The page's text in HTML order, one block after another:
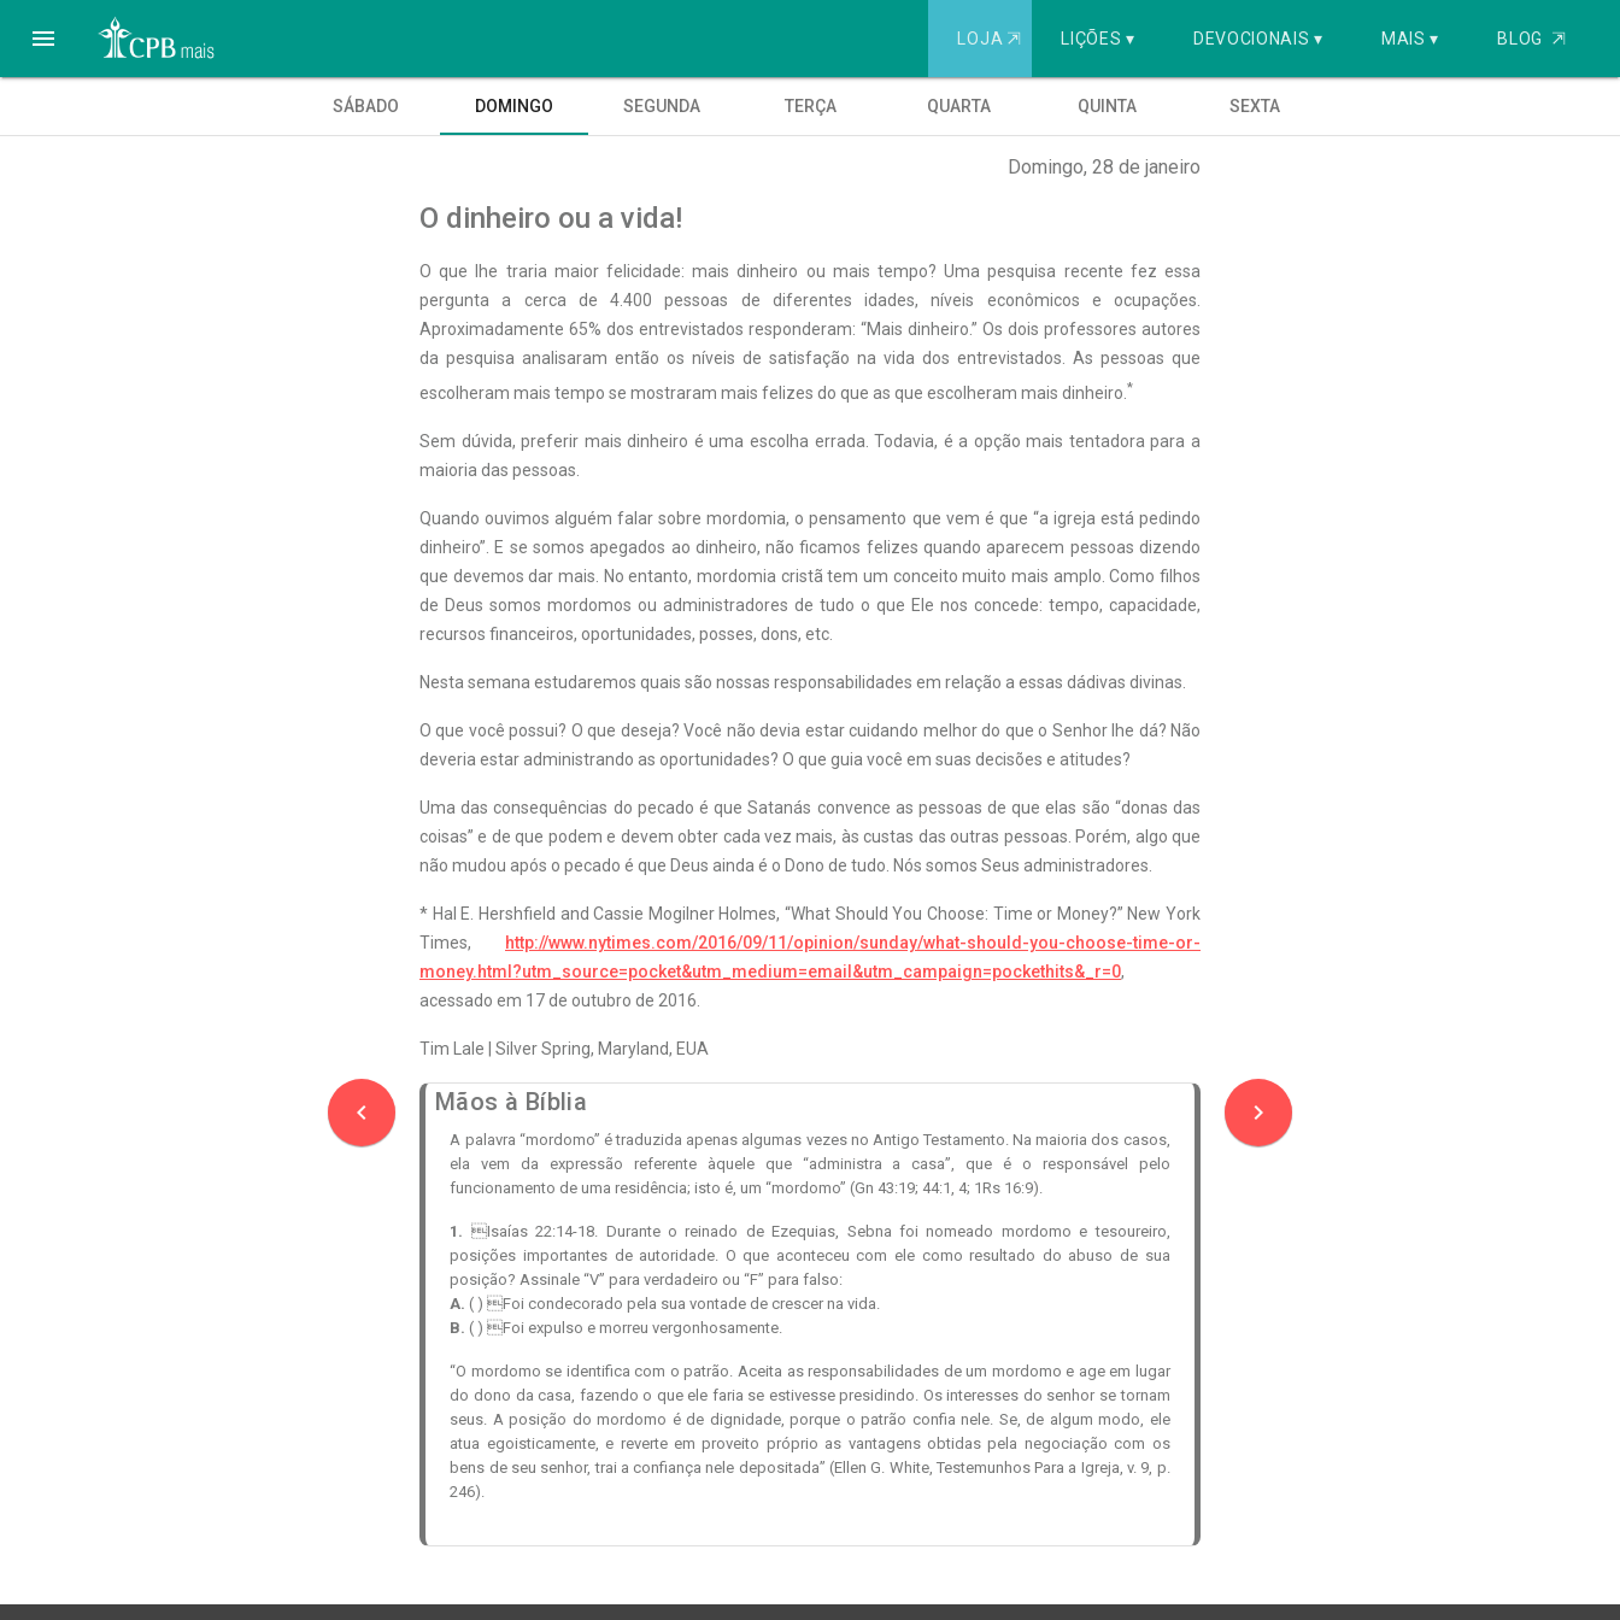
 LOJA ⇱ LIÇÕES ▾ DEVOCIONAIS ▾ MAIS ▾ BLOG ⇱
navigate_before
SÁBADO DOMINGO SEGUNDA TERÇA QUARTA QUINTA SEXTA
Domingo, 28 de janeiro
O dinheiro ou a vida!
O que lhe traria maior felicidade: mais dinheiro ou mais tempo? Uma pesquisa recente fez essa
pergunta a cerca de 4.400 pessoas de diferentes idades, níveis econômicos e ocupações.
Aproximadamente 65% dos entrevistados responderam: “Mais dinheiro.” Os dois professores autores
da pesquisa analisaram então os níveis de satisfação na vida dos entrevistados. As pessoas que
escolheram mais tempo se mostraram mais felizes do que as que escolheram mais dinheiro. *
Sem dúvida, preferir mais dinheiro é uma escolha errada. Todavia, é a opção mais tentadora para a
maioria das pessoas.
Quando ouvimos alguém falar sobre mordomia, o pensamento que vem é que “a igreja está pedindo
dinheiro”. E se somos apegados ao dinheiro, não ficamos felizes quando aparecem pessoas dizendo
que devemos dar mais. No entanto, mordomia cristã tem um conceito muito mais amplo. Como filhos
de Deus somos mordomos ou administradores de tudo o que Ele nos concede: tempo, capacidade,
recursos financeiros, oportunidades, posses, dons, etc.
Nesta semana estudaremos quais são nossas responsabilidades em relação a essas dádivas divinas.
O que você possui? O que deseja? Você não devia estar cuidando melhor do que o Senhor lhe dá? Não
deveria estar administrando as oportunidades? O que guia você em suas decisões e atitudes?
Uma das consequências do pecado é que Satanás convence as pessoas de que elas são “donas das
coisas” e de que podem e devem obter cada vez mais, às custas das outras pessoas. Porém, algo que
não mudou após o pecado é que Deus ainda é o Dono de tudo. Nós somos Seus administradores.
* Hal E. Hershfield and Cassie Mogilner Holmes, “What Should You Choose: Time or Money?” New York
Times,
http://www.nytimes.com/2016/09/11/opinion/sunday/what-should-you-choose-time-or-
money.html?utm_source=pocket&utm_medium=email&utm_campaign=pockethits&_r=0,
acessado em 17 de outubro de 2016.
Tim Lale | Silver Spring, Maryland, EUA
Mãos à Bíblia
A palavra “mordomo” é traduzida apenas algumas vezes no Antigo Testamento. Na maioria dos casos,
ela vem da expressão referente àquele que “administra a casa”, que é o responsável pelo
funcionamento de uma residência; isto é, um “mordomo” (Gn 43:19; 44:1, 4; 1Rs 16:9).
1. Isaías 22:14-18. Durante o reinado de Ezequias, Sebna foi nomeado mordomo e tesoureiro,
posições importantes de autoridade. O que aconteceu com ele como resultado do abuso de sua
posição? Assinale “V” para verdadeiro ou “F” para falso:
A. ( ) Foi condecorado pela sua vontade de crescer na vida.
B. ( ) Foi expulso e morreu vergonhosamente.
“O mordomo se identifica com o patrão. Aceita as responsabilidades de um mordomo e age em lugar
do dono da casa, fazendo o que ele faria se estivesse presidindo. Os interesses do senhor se tornam
seus. A posição do mordomo é de dignidade, porque o patrão confia nele. Se, de algum modo, ele
atua egoisticamente, e reverte em proveito próprio as vantagens obtidas pela negociação com os
bens de seu senhor, trai a confiança nele depositada” (Ellen G. White, Testemunhos Para a Igreja, v. 9, p.
246).
navigate_next